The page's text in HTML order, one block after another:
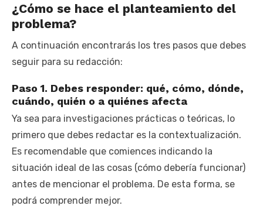
¿Cómo se hace el planteamiento del
problema?
A continuación encontrarás los tres pasos que debes
seguir para su redacción:
Paso 1. Debes responder: qué, cómo, dónde,
cuándo, quién o a quiénes afecta
Ya sea para investigaciones prácticas o teóricas, lo
primero que debes redactar es la contextualización.
Es recomendable que comiences indicando la
situación ideal de las cosas (cómo debería funcionar)
antes de mencionar el problema. De esta forma, se
podrá comprender mejor.